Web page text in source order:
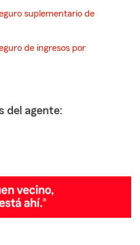
suplementario de
de ingresos por
del agente: